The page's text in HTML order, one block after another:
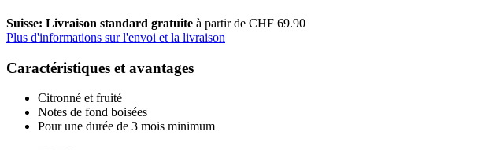
Suisse: Livraison standard gratuite à partir de CHF 69.90
Plus d'informations sur l'envoi et la livraison
Caractéristiques et avantages
Citronné et fruité
Notes de fond boisées
Pour une durée de 3 mois minimum